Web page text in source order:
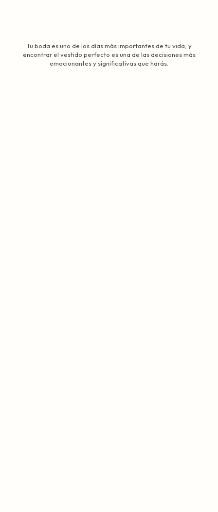
Tu boda es uno de los días más importantes de tu vida, y
encontrar el vestido perfecto es una de las decisiones más
emocionantes y significativas que harás.